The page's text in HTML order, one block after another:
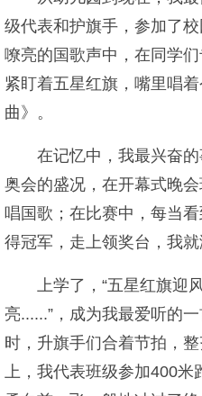
级代表和护旗手，参加了
嘹亮的国歌声中，在同学
紧盯着五星红旗，嘴里唱
曲》。
在记忆中，我最兴奋
奥会的盛况，在开幕式晚
唱国歌；在比赛中，每当
得冠军，走上领奖台，我就
上学了，“五星红旗迎
亮......”，成为我最爱听的
时，升旗手们合着节拍，
上，我代表班级参加400米